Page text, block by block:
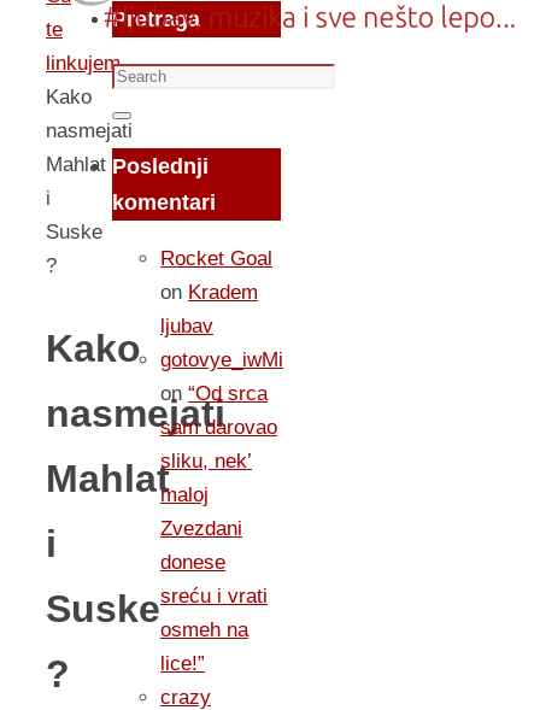
te
linkujem...
Kako
nasmejati
Mahlat
i
Suske
?
Kako
nasmejati
Mahlat
i
Suske
?
Pretraga
Search
for:
Search
Poslednji
komentari
Rocket Goal
on Kradem
ljubav
gotovye_iwMi
on “Od srca
sam darovao
sliku, nek’
maloj
Zvezdani
donese
sreću i vrati
osmeh na
lice!”
crazy